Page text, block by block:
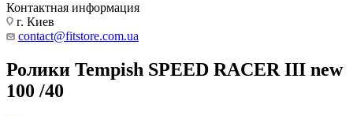
Контактная информация
г. Киев
contact@fitstore.com.ua
Ролики Tempish SPEED RACER III new
100 /40